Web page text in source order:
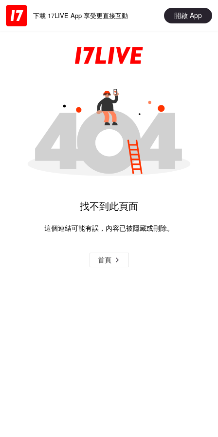
下載 17LIVE App 享受更直接互動 開啟 App
找不到此頁面
這個連結可能有誤，內容已被隱藏或刪除。
首頁